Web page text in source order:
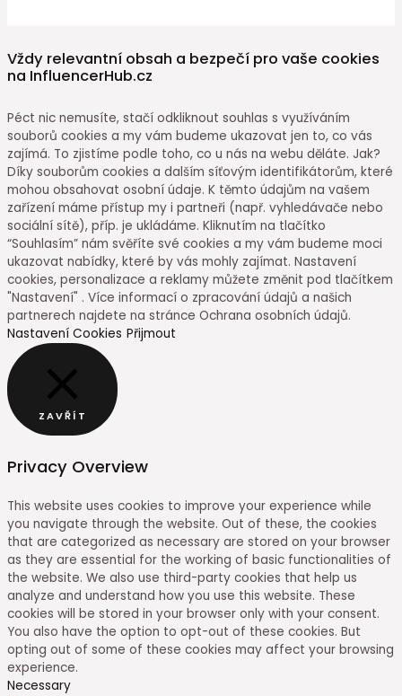
Vždy relevantní obsah a bezpečí pro vaše cookies
na InfluencerHub.cz
Péct nic nemusíte, stačí odkliknout souhlas s využíváním
souborů cookies a my vám budeme ukazovat jen to, co vás
zajímá. To zjistíme podle toho, co u nás na webu děláte. Jak?
Díky souborům cookies a dalším síťovým identifikátorům, které
mohou obsahovat osobní údaje. K těmto údajům na vašem
zařízení máme přístup my i partneři (např. vyhledávače nebo
sociální sítě), příp. je ukládáme. Kliknutím na tlačítko
“Souhlasím” nám svěříte své cookies a my vám budeme moci
ukazovat nabídky, které by vás mohly zajímat. Nastavení
cookies, personalizace a reklamy můžete změnit pod tlačítkem
"Nastavení" . Více informací o zpracování údajů a našich
partnerech najdete na stránce Ochrana osobních údajů.
Nastavení Cookies Přijmout
ZAVŘÍT
Privacy Overview
This website uses cookies to improve your experience while
you navigate through the website. Out of these, the cookies
that are categorized as necessary are stored on your browser
as they are essential for the working of basic functionalities of
the website. We also use third-party cookies that help us
analyze and understand how you use this website. These
cookies will be stored in your browser only with your consent.
You also have the option to opt-out of these cookies. But
opting out of some of these cookies may affect your browsing
experience.
Necessary